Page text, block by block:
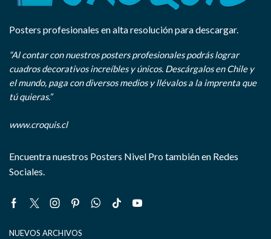
Posters profesionales en alta resolución para descargar.
“Al contar con nuestros posters profesionales podrás lograr
cuadros decorativos increíbles y únicos. Descárgalos en Chile y
el mundo, paga con diversos medios y llévalos a la imprenta que
tú quieras.”
www.croquis.cl
Encuentra nuestros Posters Nivel Pro también en Redes
Sociales.
Facebook
TwitterInstagram
PinterestWhatsapp
Tik- Youtube
NUEVOS ARCHIVOS